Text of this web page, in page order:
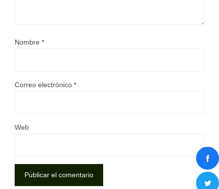
Nombre *
Correo electrónico *
Web